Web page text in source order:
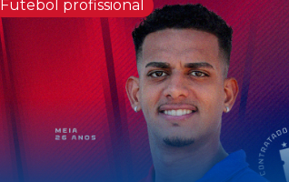
Futebol profissional